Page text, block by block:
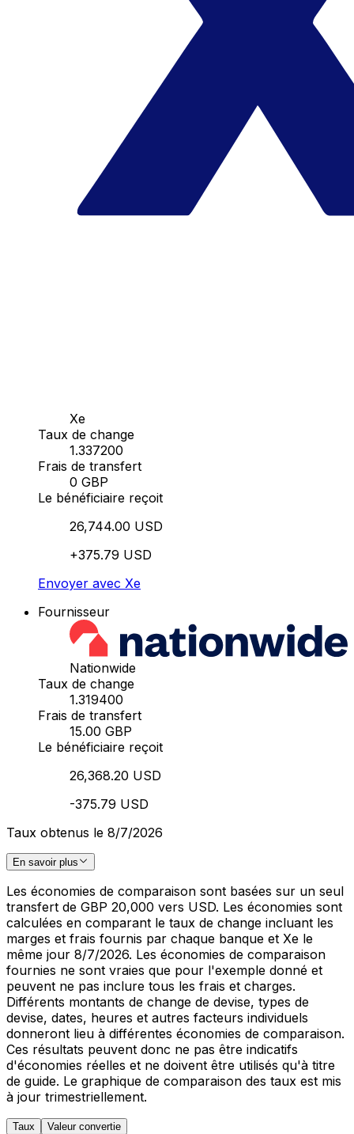
Xe
Taux de change
1.337200
Frais de transfert
0 GBP
Le bénéficiaire reçoit
26,744.00 USD
+375.79 USD
Envoyer avec Xe
Fournisseur
Nationwide
Taux de change
1.319400
Frais de transfert
15.00 GBP
Le bénéficiaire reçoit
26,368.20 USD
-375.79 USD
Taux obtenus le 8/7/2026
En savoir plus
Les économies de comparaison sont basées sur un seul
transfert de GBP 20,000 vers USD. Les économies sont
calculées en comparant le taux de change incluant les
marges et frais fournis par chaque banque et Xe le
même jour 8/7/2026. Les économies de comparaison
fournies ne sont vraies que pour l'exemple donné et
peuvent ne pas inclure tous les frais et charges.
Différents montants de change de devise, types de
devise, dates, heures et autres facteurs individuels
donneront lieu à différentes économies de comparaison.
Ces résultats peuvent donc ne pas être indicatifs
d'économies réelles et ne doivent être utilisés qu'à titre
de guide. Le graphique de comparaison des taux est mis
à jour trimestriellement.
Taux Valeur convertie